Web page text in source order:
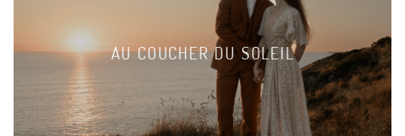
AU COUCHER DU SOLEIL